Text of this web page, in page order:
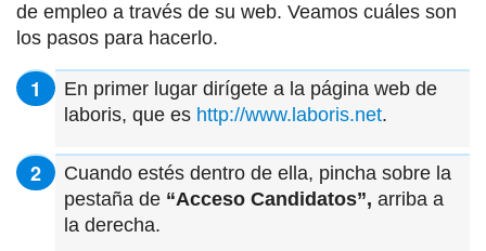
de empleo a través de su web. Veamos cuáles son
los pasos para hacerlo.
En primer lugar dirígete a la página web de
laboris, que es http://www.laboris.net.
Cuando estés dentro de ella, pincha sobre la
pestaña de “Acceso Candidatos”, arriba a
la derecha.